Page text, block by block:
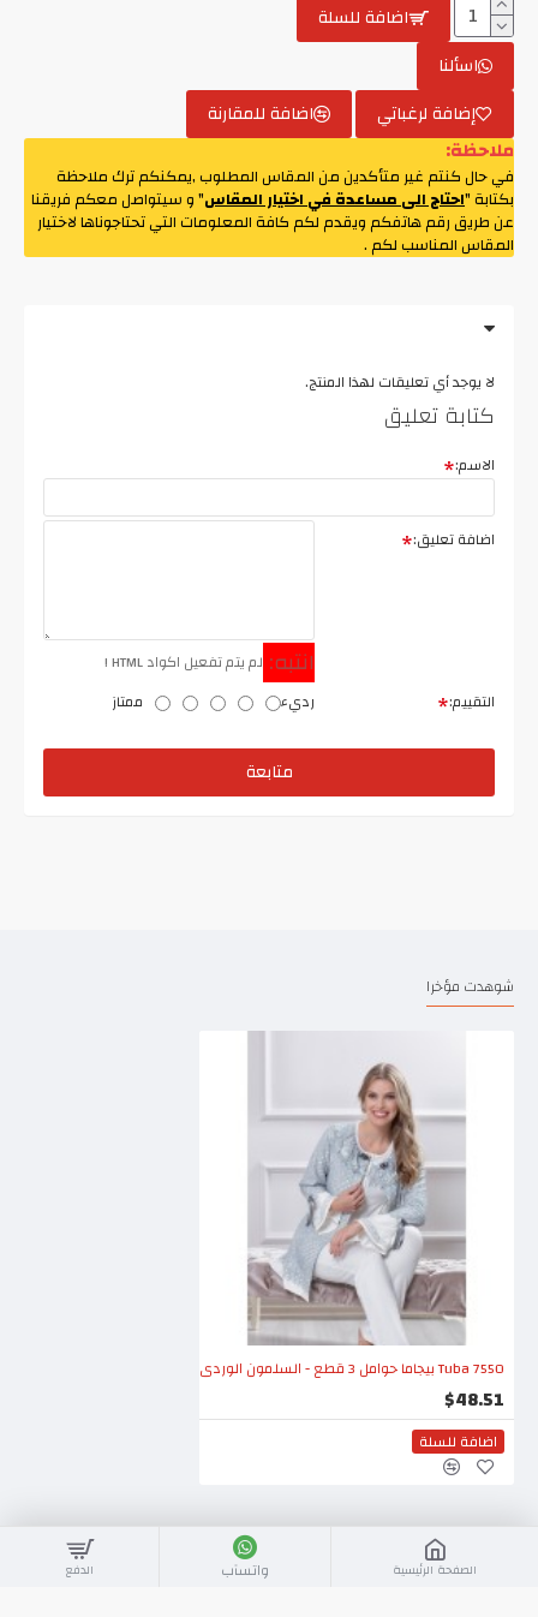
اضافة للسلة
اسألنا
إضافة لرغباتي
اضافة للمقارنة
ملاحظة:
في حال كنتم غير متأكدين من المقاس المطلوب ,يمكنكم ترك ملاحظة
بكتابة "احتاج الى مساعدة في اختيار المقاس" و سيتواصل معكم فريقنا
عن طريق رقم هاتفكم ويقدم لكم كافة المعلومات التي تحتاجوناها لاختيار
المقاس المناسب لكم .
لا يوجد أي تعليقات لهذا المنتج.
كتابة تعليق
الاسم:
اضافة تعليق:
انتبه: لم يتم تفعيل اكواد HTML !
التقييم:
رديء ممتاز
متابعة
شوهدت مؤخرا
Tuba 7550 بيجاما حوامل 3 قطع - السلمون الوردي
$48.51
اضافة للسلة
الصفحة الرئيسية واتسآب الدفع